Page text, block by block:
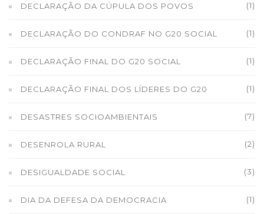
DECLARAÇÃO DA CÚPULA DOS POVOS (1)
DECLARAÇÃO DO CONDRAF NO G20 SOCIAL (1)
DECLARAÇÃO FINAL DO G20 SOCIAL (1)
DECLARAÇÃO FINAL DOS LÍDERES DO G20 (1)
DESASTRES SOCIOAMBIENTAIS (7)
DESENROLA RURAL (2)
DESIGUALDADE SOCIAL (3)
DIA DA DEFESA DA DEMOCRACIA (1)